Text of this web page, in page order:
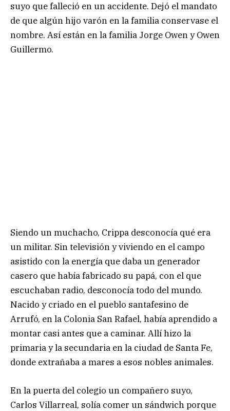
suyo que falleció en un accidente. Dejó el mandato
de que algún hijo varón en la familia conservase el
nombre. Así están en la familia Jorge Owen y Owen
Guillermo.
Siendo un muchacho, Crippa desconocía qué era
un militar. Sin televisión y viviendo en el campo
asistido con la energía que daba un generador
casero que había fabricado su papá, con el que
escuchaban radio, desconocía todo del mundo.
Nacido y criado en el pueblo santafesino de
Arrufó, en la Colonia San Rafael, había aprendido a
montar casi antes que a caminar. Allí hizo la
primaria y la secundaria en la ciudad de Santa Fe,
donde extrañaba a mares a esos nobles animales.
En la puerta del colegio un compañero suyo,
Carlos Villarreal, solía comer un sándwich porque